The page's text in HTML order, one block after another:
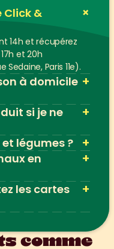
&
+
14h et récupérez
et 20h
Paris 11e).
à domicile +
si je ne
+
légumes ? +
en
+
les cartes
+
comme